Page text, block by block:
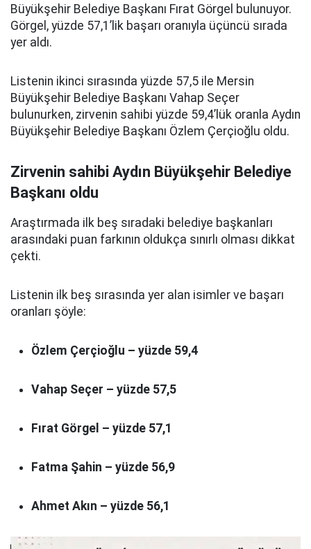
Büyükşehir Belediye Başkanı Fırat Görgel bulunuyor.
Görgel, yüzde 57,1’lik başarı oranıyla üçüncü sırada
yer aldı.
Listenin ikinci sırasında yüzde 57,5 ile Mersin
Büyükşehir Belediye Başkanı Vahap Seçer
bulunurken, zirvenin sahibi yüzde 59,4’lük oranla Aydın
Büyükşehir Belediye Başkanı Özlem Çerçioğlu oldu.
Zirvenin sahibi Aydın Büyükşehir Belediye
Başkanı oldu
Araştırmada ilk beş sıradaki belediye başkanları
arasındaki puan farkının oldukça sınırlı olması dikkat
çekti.
Listenin ilk beş sırasında yer alan isimler ve başarı
oranları şöyle:
Özlem Çerçioğlu – yüzde 59,4
Vahap Seçer – yüzde 57,5
Fırat Görgel – yüzde 57,1
Fatma Şahin – yüzde 56,9
Ahmet Akın – yüzde 56,1